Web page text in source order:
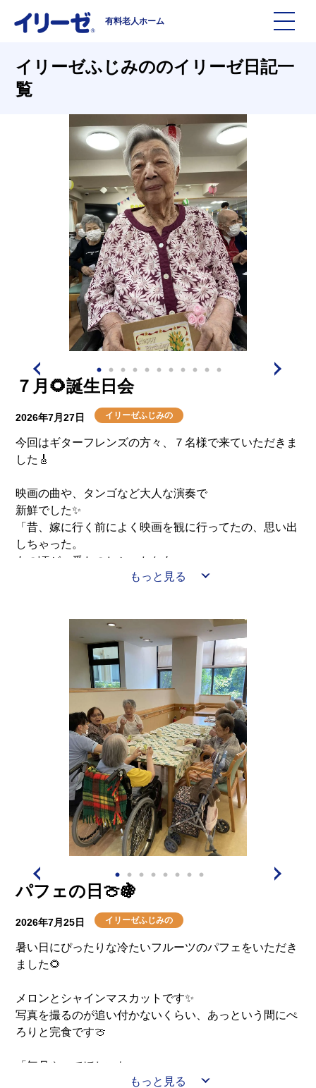
有料老人ホーム
施設を探す
イリーゼについて
有料老人ホームイリーゼとは
イリーゼが選ばれる理由
一日の流れ
会社概要
入居までの流れ
よくある質問
お役立ち記事
知っておきたい介護の知識
介護用語をわかりやすく説明
有料老人ホームとは
有料老人ホームを選ぶ時のポイント
介護費用とお金について
その他
見学予約 資料請求
会社概要
イリーゼふじみののイリーゼ日記一
覧
７月🌻誕生日会
2026年7月27日 イリーゼふじみの
今回はギターフレンズの方々、７名様で来ていただきま
した🎸
映画の曲や、タンゴなど大人な演奏で
新鮮でした✨
「昔、嫁に行く前によく映画を観に行ってたの、思い出
しちゃった。
あの頃が一番たのしかったなあ」
「タンゴで、昔社交ダンスやってたの。うれしい！」
そして、今月100歳になられた方✨
照れくさそうですが
ちゃんちゃんこ、着ていただけました！
みんなでお祝いができてよかったです。みなさんおめで
もっと見る
パフェの日🍈🍇
2026年7月25日 イリーゼふじみの
暑い日にぴったりな冷たいフルーツのパフェをいただき
ました🌻
メロンとシャインマスカットです✨
写真を撮るのが追い付かないくらい、あっという間にぺ
ろりと完食です🍈
「毎月やってほしいねっ」
もっと見る